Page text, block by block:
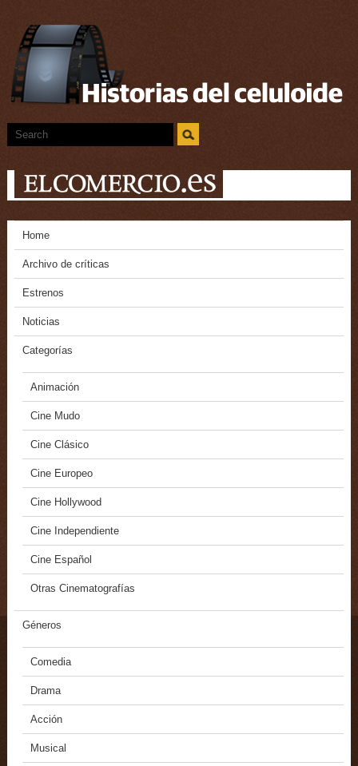
Home
Archivo de críticas
Estrenos
Noticias
Categorías
Animación
Cine Mudo
Cine Clásico
Cine Europeo
Cine Hollywood
Cine Independiente
Cine Español
Otras Cinematografías
Géneros
Comedia
Drama
Acción
Musical